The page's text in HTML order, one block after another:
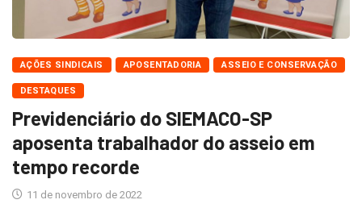
AÇÕES SINDICAIS APOSENTADORIA ASSEIO E CONSERVAÇÃO
DESTAQUES
Previdenciário do SIEMACO-SP
aposenta trabalhador do asseio em
tempo recorde
11 de novembro de 2022